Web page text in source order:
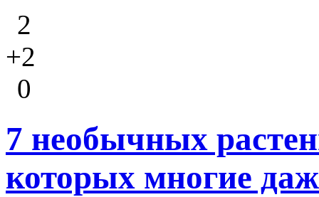
2
+2
0
7 необычных
которых многие